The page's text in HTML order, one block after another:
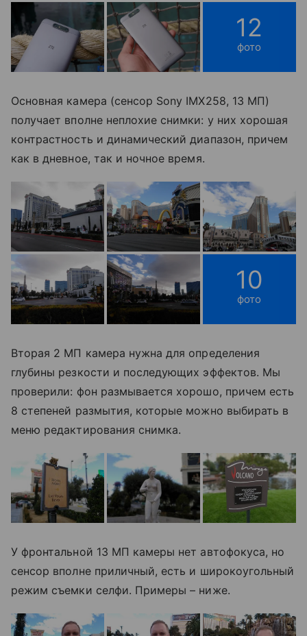
12
фото
Основная камера (сенсор Sony IMX258, 13 МП)
получает вполне неплохие снимки: у них хорошая
контрастность и динамический диапазон, причем
как в дневное, так и ночное время.
10
фото
Вторая 2 МП камера нужна для определения
глубины резкости и последующих эффектов. Мы
проверили: фон размывается хорошо, причем есть
8 степеней размытия, которые можно выбирать в
меню редактирования снимка.
У фронтальной 13 МП камеры нет автофокуса, но
сенсор вполне приличный, есть и широкоугольный
режим съемки селфи. Примеры – ниже.